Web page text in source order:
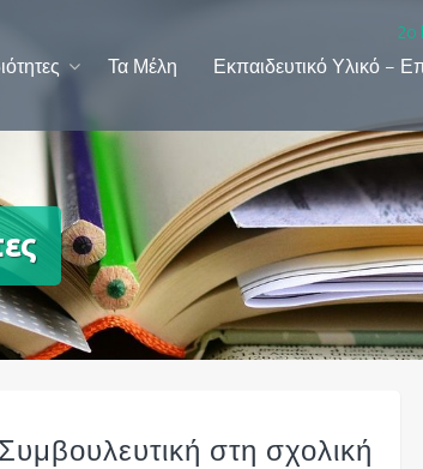
2ο
Τα Μέλη Εκπαιδευτικό Υλικό –
στη σχολική